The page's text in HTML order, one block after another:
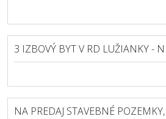
3 IZBOVÝ BYT V RD LUŽIANKY -
NA PREDAJ STAVEBNÉ